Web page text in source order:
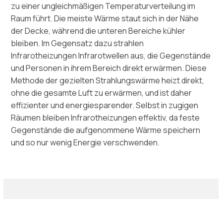
zu einer ungleichmäßigen Temperaturverteilung im
Raum führt. Die meiste Wärme staut sich in der Nähe
der Decke, während die unteren Bereiche kühler
bleiben. Im Gegensatz dazu strahlen
Infrarotheizungen Infrarotwellen aus, die Gegenstände
und Personen in ihrem Bereich direkt erwärmen. Diese
Methode der gezielten Strahlungswärme heizt direkt,
ohne die gesamte Luft zu erwärmen, und ist daher
effizienter und energiesparender. Selbst in zugigen
Räumen bleiben Infrarotheizungen effektiv, da feste
Gegenstände die aufgenommene Wärme speichern
und so nur wenig Energie verschwenden.